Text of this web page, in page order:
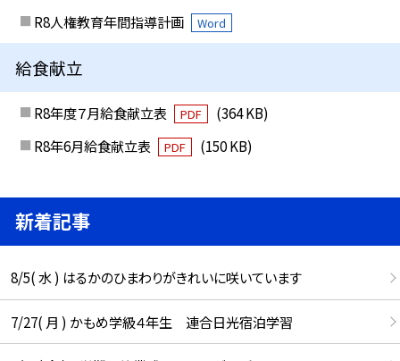
R8人権教育年間指導計画 Word
給食献立
R8年度７月給食献立表 PDF
(364 KB)
R8年6月給食献立表
PDF (150 KB)
新着記事
8/5( 水 ) はるかのひまわりがきれいに咲いています
7/27( 月 ) かもめ学級４年生 連合日光宿泊学習